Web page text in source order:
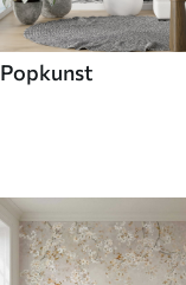
Popkunst